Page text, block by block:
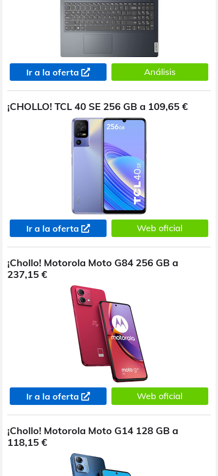
Ir a la oferta Análisis
¡CHOLLO! TCL 40 SE 256 GB a 109,65 €
Ir a la oferta Web oficial
¡Chollo! Motorola Moto G84 256 GB a
237,15 €
Ir a la oferta Web oficial
¡Chollo! Motorola Moto G14 128 GB a
118,15 €